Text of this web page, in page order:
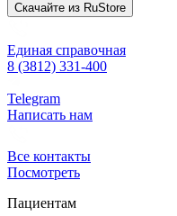
Скачайте из RuStore
Единая справочная
8 (3812) 331-400
Telegram
Написать нам
Все контакты
Посмотреть
Пациентам